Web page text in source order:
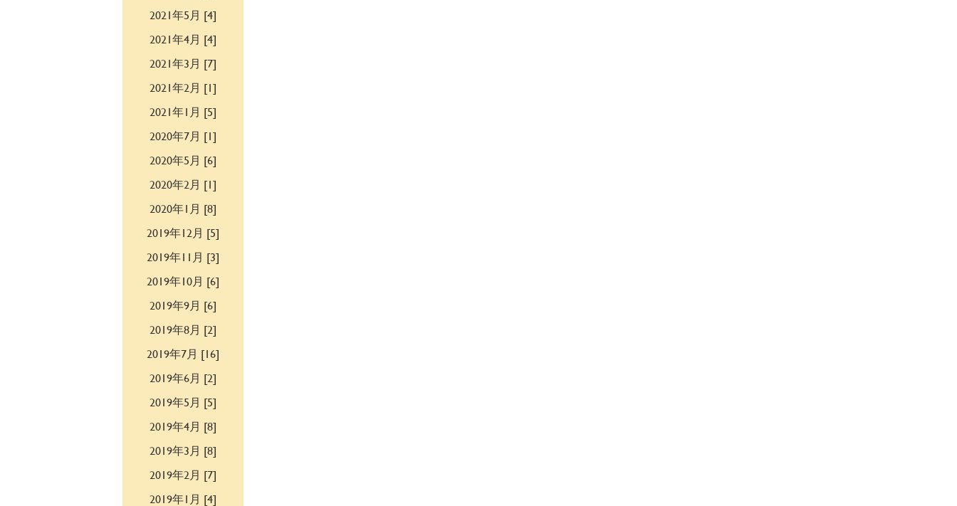
2021年5月 [4]
2021年4月 [4]
2021年3月 [7]
2021年2月 [1]
2021年1月 [5]
2020年7月 [1]
2020年5月 [6]
2020年2月 [1]
2020年1月 [8]
2019年12月 [5]
2019年11月 [3]
2019年10月 [6]
2019年9月 [6]
2019年8月 [2]
2019年7月 [16]
2019年6月 [2]
2019年5月 [5]
2019年4月 [8]
2019年3月 [8]
2019年2月 [7]
2019年1月 [4]